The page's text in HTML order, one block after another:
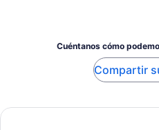
Cuéntanos cómo
Compartir